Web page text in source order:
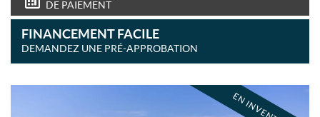
DE PAIEMENT
FINANCEMENT FACILE
DEMANDEZ UNE PRÉ-APPROBATION